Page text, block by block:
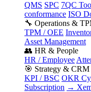
QMS SPC 7QC
conformance ISO
🔧 Operations &
TPM / OEE
Asset Management
👥 HR & People
HR / Employee
🎯 Strategy & CRM
KPI / BSC OKR
Subscription →